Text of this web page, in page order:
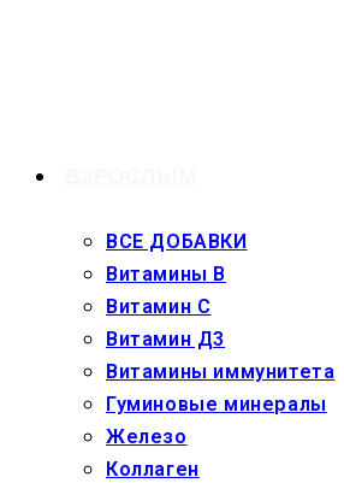
ВСЕ ДОБАВКИ
Витамины В
Витамин С
Витамин Д3
Витамины иммунитета
Гуминовые минералы
Железо
Коллаген